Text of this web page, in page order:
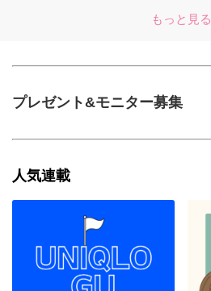
もっと見る
プレゼント&モニター募集
人気連載